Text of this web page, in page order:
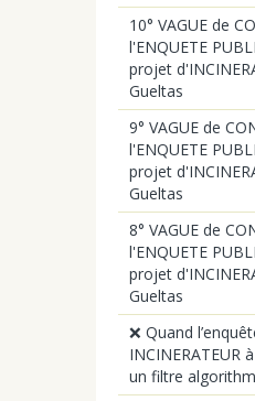
10° VAGUE de
l'ENQUETE
projet
Gueltas
9° VAGUE de
l'ENQUETE
projet
Gueltas
8° VAGUE de
l'ENQUETE
projet
Gueltas
❌ Quand
INCINERATEUR
un filtre